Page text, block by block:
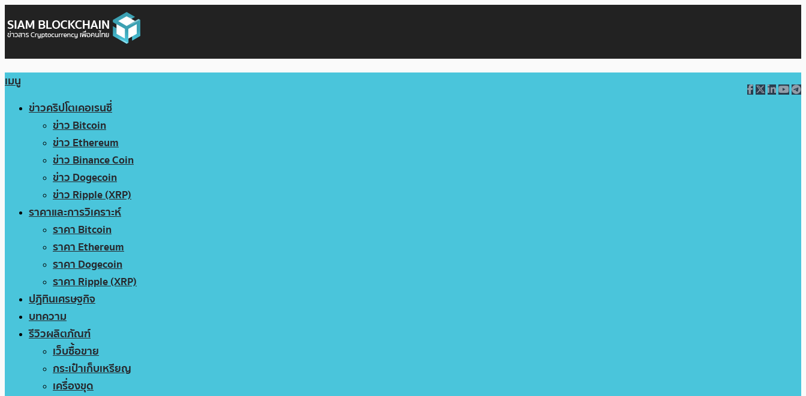
เมนู
ข่าวคริปโตเคอเรนซี่
ข่าว Bitcoin
ข่าว Ethereum
ข่าว Binance Coin
ข่าว Dogecoin
ข่าว Ripple (XRP)
ราคาและการวิเคราะห์
ราคา Bitcoin
ราคา Ethereum
ราคา Dogecoin
ราคา Ripple (XRP)
ปฏิทินเศรษฐกิจ
บทความ
รีวิวผลิตภัณฑ์
เว็บซื้อขาย
กระเป๋าเก็บเหรียญ
เครื่องขุด